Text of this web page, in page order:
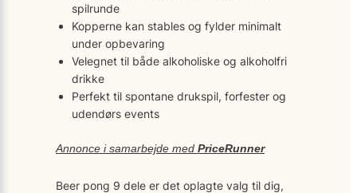
spilrunde
Kopperne kan stables og fylder minimalt
under opbevaring
Velegnet til både alkoholiske og alkoholfri
drikke
Perfekt til spontane drukspil, forfester og
udendørs events
Annonce i samarbejde med PriceRunner
Beer pong 9 dele er det oplagte valg til dig,